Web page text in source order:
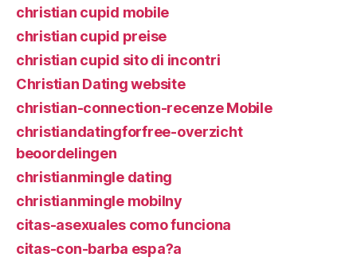
christian cupid mobile
christian cupid preise
christian cupid sito di incontri
Christian Dating website
christian-connection-recenze Mobile
christiandatingforfree-overzicht
beoordelingen
christianmingle dating
christianmingle mobilny
citas-asexuales como funciona
citas-con-barba espa?a